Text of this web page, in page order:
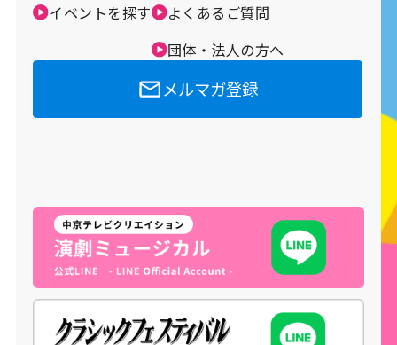
イベントを探す
よくあるご質問
団体・法人の方へ
メルマガ登録